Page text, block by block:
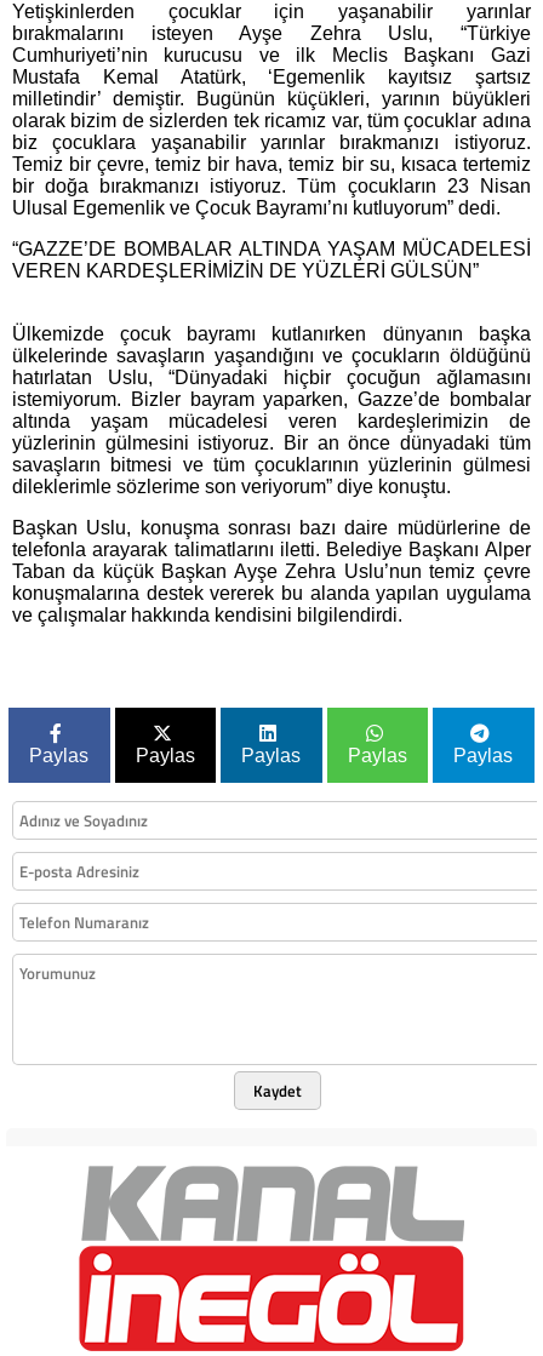
Yetişkinlerden çocuklar için yaşanabilir yarınlar
bırakmalarını isteyen Ayşe Zehra Uslu, “Türkiye
Cumhuriyeti’nin kurucusu ve ilk Meclis Başkanı Gazi
Mustafa Kemal Atatürk, ‘Egemenlik kayıtsız şartsız
milletindir’ demiştir. Bugünün küçükleri, yarının büyükleri
olarak bizim de sizlerden tek ricamız var, tüm çocuklar adına
biz çocuklara yaşanabilir yarınlar bırakmanızı istiyoruz.
Temiz bir çevre, temiz bir hava, temiz bir su, kısaca tertemiz
bir doğa bırakmanızı istiyoruz. Tüm çocukların 23 Nisan
Ulusal Egemenlik ve Çocuk Bayramı’nı kutluyorum” dedi.
“GAZZE’DE BOMBALAR ALTINDA YAŞAM MÜCADELESİ
VEREN KARDEŞLERİMİZİN DE YÜZLERİ GÜLSÜN”
Ülkemizde çocuk bayramı kutlanırken dünyanın başka
ülkelerinde savaşların yaşandığını ve çocukların öldüğünü
hatırlatan Uslu, “Dünyadaki hiçbir çocuğun ağlamasını
istemiyorum. Bizler bayram yaparken, Gazze’de bombalar
altında yaşam mücadelesi veren kardeşlerimizin de
yüzlerinin gülmesini istiyoruz. Bir an önce dünyadaki tüm
savaşların bitmesi ve tüm çocuklarının yüzlerinin gülmesi
dileklerimle sözlerime son veriyorum” diye konuştu.
Başkan Uslu, konuşma sonrası bazı daire müdürlerine de
telefonla arayarak talimatlarını iletti. Belediye Başkanı Alper
Taban da küçük Başkan Ayşe Zehra Uslu’nun temiz çevre
konuşmalarına destek vererek bu alanda yapılan uygulama
ve çalışmalar hakkında kendisini bilgilendirdi.
Paylas Paylas Paylas Paylas Paylas
Kaydet